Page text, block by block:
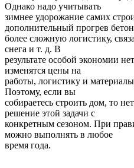
Однако надо учитывать
зимнее удорожание самих
дополнительный прогрев
более сложную логистику,
снега и т. д. В
результате особой экономии
изменятся цены на
работы, логистику и
Поэтому, если вы
собираетесь строить дом, то
решение этой задачи с
конкретным сезоном. При
можно выполнять в любое
время года.